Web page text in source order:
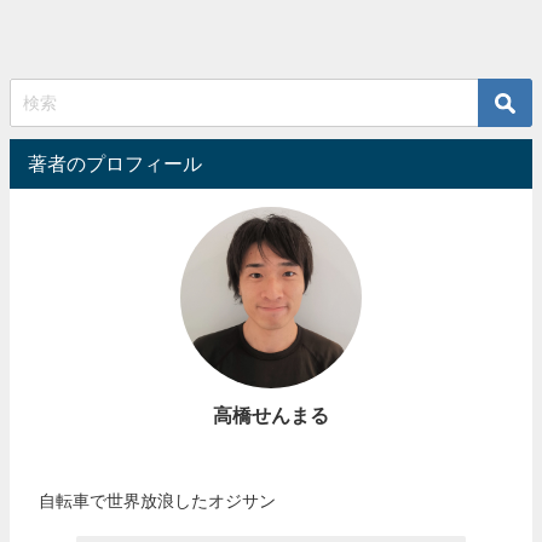
著者のプロフィール
高橋せんまる
自転車で世界放浪したオジサン